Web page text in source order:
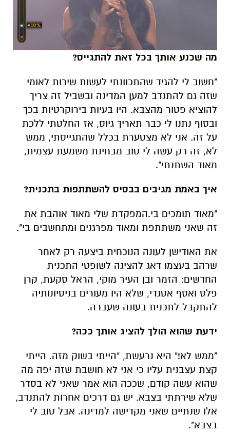
מה שכנע אותך בכל זאת להתגייס?
"חשוב לי להגיד שהתכוונתי לעשות שירות לאומי
שזה גם להתנדב למען המדינה ובשביל זה צריך
להוציא פטור מהצבא. היו בעיות בירוקרטיות בכך
ובסוף נתנו לי כבר תאריך גיוס, אז החלטתי ללכת
על זה. אני לא מצטערת בכלל שהתגייסתי, ממש
לא, זה רק עשה לי טוב מבחינת משמעת עצמית,
מאוד השתנתי".
איך באמת מגיבים בבסיס להשתתפות בתכנית?
"מאוד תומכים בי.המפקדת שלי מאוד אוהבת את
זה שאני משתתפת ומאוד מפרגנים ומתחשבים בי".
את האודישן לעונה הנוכחית ביצעה רק לאחר
שרהב בעצמו דאג להציגה לשופטי התכנית
החדשים: הזמר ובן העיר מוקי, הראל סקעת, קרן
פלס ואסף אטגדי, שלא היו מעורים בניסיונותיה
להתקבל לתכנית בעונה שעברה.
ידעת שהוא הולך להציג אותך ככה?
"ממש לא!" היא נרעשת, "הייתי בשוק מזה. הייתי
קצת עצבנית עליו כי אני לא חושבת שזה יפה מה
שהוא עשה קודם, שככה הוא אמר שאני לא בסדר
שלא שירתתי בצבא. יש גם דרכים אחרות להתנדב,
אלו שנתיים שאני מקדישה למדינה. אבל טוב לי
בצבא".